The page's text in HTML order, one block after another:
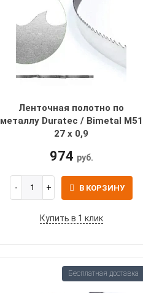
Ленточная полотно по
металлу Duratec / Bimetal M51
27 х 0,9
974 руб.
В КОРЗИНУ
Купить в 1 клик
Бесплатная доставка